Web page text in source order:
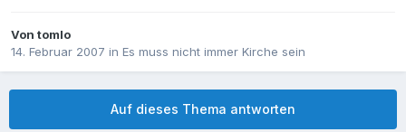
Von tomlo
14. Februar 2007 in Es muss nicht immer Kirche sein
Auf dieses Thema antworten